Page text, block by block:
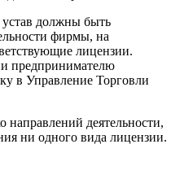
должны быть
фирмы, на
лицензии.
предпринимателю
в Управление Торговли
направлений деятельности,
ни одного вида лицензии.